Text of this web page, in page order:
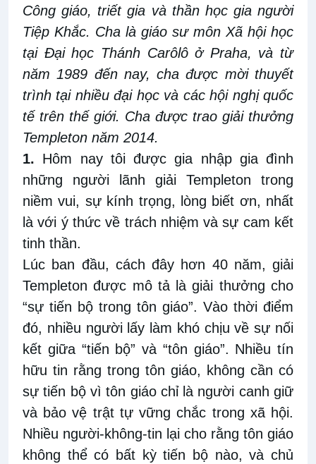
Công giáo, triết gia và thần học gia người
Tiệp Khắc. Cha là giáo sư môn Xã hội học
tại Đại học Thánh Carôlô ở Praha, và từ
năm 1989 đến nay, cha được mời thuyết
trình tại nhiều đại học và các hội nghị quốc
tế trên thế giới. Cha được trao giải thưởng
Templeton năm 2014.
1. Hôm nay tôi được gia nhập gia đình
những người lãnh giải Templeton trong
niềm vui, sự kính trọng, lòng biết ơn, nhất
là với ý thức về trách nhiệm và sự cam kết
tinh thần.
Lúc ban đầu, cách đây hơn 40 năm, giải
Templeton được mô tả là giải thưởng cho
“sự tiến bộ trong tôn giáo”. Vào thời điểm
đó, nhiều người lấy làm khó chịu về sự nối
kết giữa “tiến bộ” và “tôn giáo”. Nhiều tín
hữu tin rằng trong tôn giáo, không cần có
sự tiến bộ vì tôn giáo chỉ là người canh giữ
và bảo vệ trật tự vững chắc trong xã hội.
Nhiều người-không-tin lại cho rằng tôn giáo
không thể có bất kỳ tiến bộ nào, và chủ